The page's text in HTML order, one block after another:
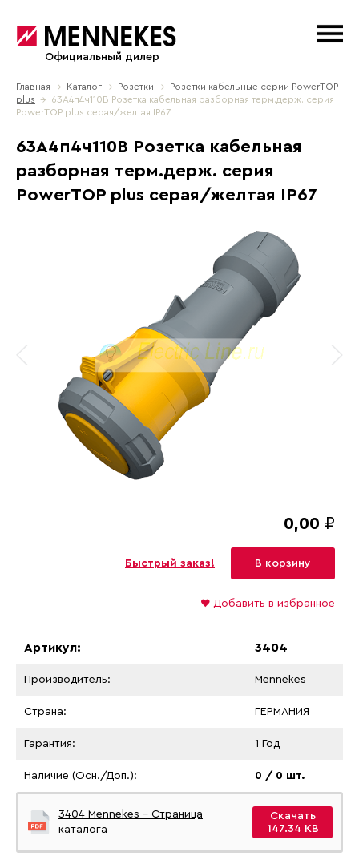
Официальный дилер
Главная → Каталог → Розетки → Розетки кабельные серии PowerTOP
plus → 63A4п4ч110B Розетка кабельная разборная терм.держ. серия
PowerTOP plus серая/желтая IP67
63A4п4ч110B Розетка кабельная
разборная терм.держ. серия
PowerTOP plus серая/желтая IP67
0,00 ₽
Быстрый заказ! В корзину
♥ Добавить в избранное
Артикул: 3404
Производитель: Mennekes
Страна: ГЕРМАНИЯ
Гарантия: 1 Год
Наличие (Осн./Доп.): 0 / 0 шт.
3404 Mennekes - Страница
каталога
Скачать
147.34 KB